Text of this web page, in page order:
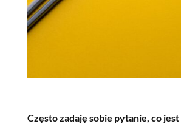
Często zadaję sobie pytanie, co